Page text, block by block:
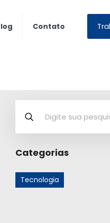
Contato
Categorias
Tecnologia